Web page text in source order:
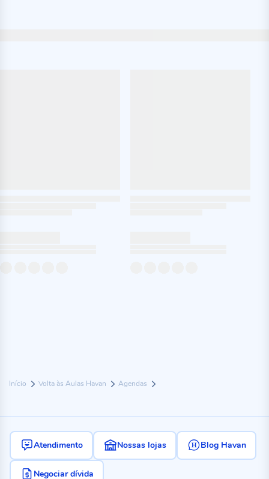
Início Volta às Aulas Havan Agendas
Atendimento Nossas lojas Blog Havan
Negociar dívida